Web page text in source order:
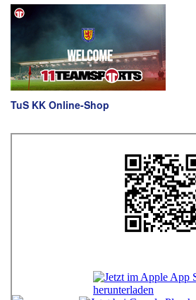
TuS KK Online-Shop